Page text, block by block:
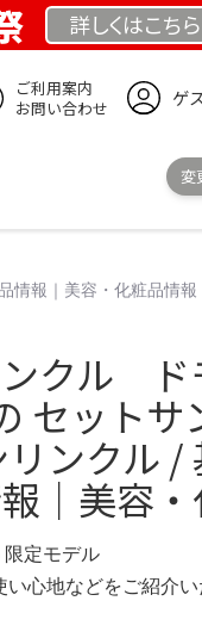
詳しくはこちら
ご利用案内
お問い合わせ
ゲ
変
情報｜美容・化粧品情報
ンクル ド
セット
リンクル /
｜美容
定モデル
心地などをご紹介い